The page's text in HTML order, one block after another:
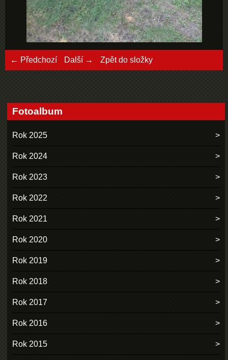
← Předchozí Další → Zpět do složky
Fotoalbum
Rok 2025
Rok 2024
Rok 2023
Rok 2022
Rok 2021
Rok 2020
Rok 2019
Rok 2018
Rok 2017
Rok 2016
Rok 2015